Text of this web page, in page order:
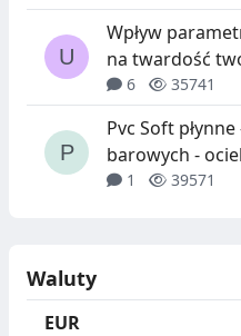
Wpływ
na twardość
6 35741
Pvc Soft
barowych -
1 39571
Waluty
EUR